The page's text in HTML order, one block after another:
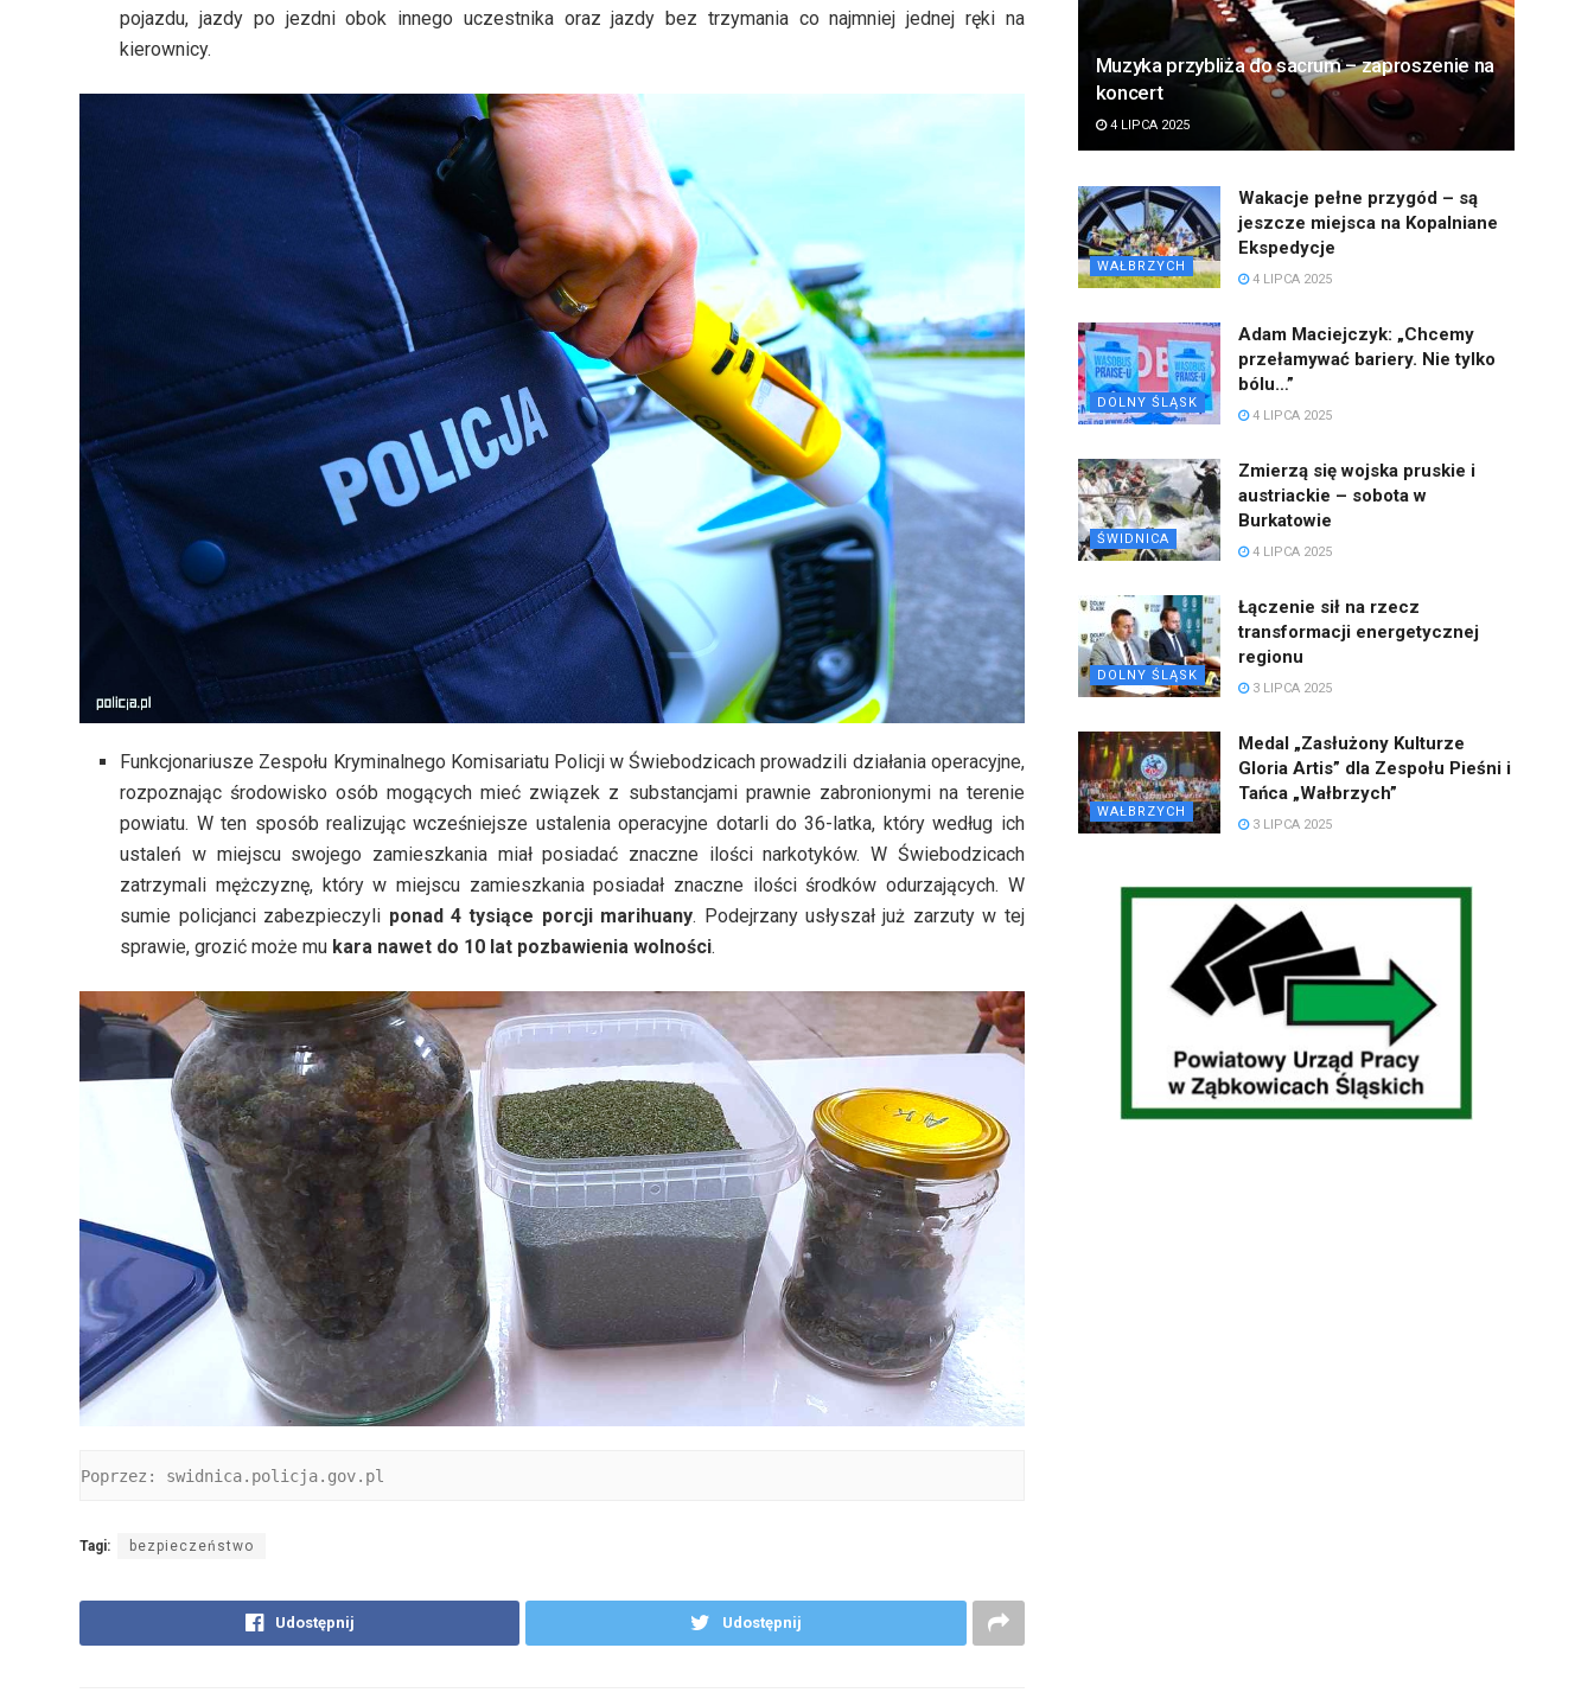
pojazdu, jazdy po jezdni obok innego uczestnika oraz jazdy bez trzymania co najmniej jednej ręki na
kierownicy.
Funkcjonariusze Zespołu Kryminalnego Komisariatu Policji w Świebodzicach prowadzili działania operacyjne,
rozpoznając środowisko osób mogących mieć związek z substancjami prawnie zabronionymi na terenie
powiatu. W ten sposób realizując wcześniejsze ustalenia operacyjne dotarli do 36-latka, który według ich
ustaleń w miejscu swojego zamieszkania miał posiadać znaczne ilości narkotyków. W Świebodzicach
zatrzymali mężczyznę, który w miejscu zamieszkania posiadał znaczne ilości środków odurzających. W
sumie policjanci zabezpieczyli ponad 4 tysiące porcji marihuany. Podejrzany usłyszał już zarzuty w tej
sprawie, grozić może mu kara nawet do 10 lat pozbawienia wolności.
Poprzez: swidnica.policja.gov.pl
Tagi: bezpieczeństwo
Udostępnij Udostępnij
Muzyka przybliża do sacrum – zaproszenie na
koncert
4 LIPCA 2025
WAŁBRZYCH
Wakacje pełne przygód – są
jeszcze miejsca na Kopalniane
Ekspedycje
4 LIPCA 2025
DOLNY ŚLĄSK
Adam Maciejczyk: „Chcemy
przełamywać bariery. Nie tylko
bólu…”
4 LIPCA 2025
ŚWIDNICA
Zmierzą się wojska pruskie i
austriackie – sobota w
Burkatowie
4 LIPCA 2025
DOLNY ŚLĄSK
Łączenie sił na rzecz
transformacji energetycznej
regionu
3 LIPCA 2025
WAŁBRZYCH
Medal „Zasłużony Kulturze
Gloria Artis” dla Zespołu Pieśni i
Tańca „Wałbrzych”
3 LIPCA 2025